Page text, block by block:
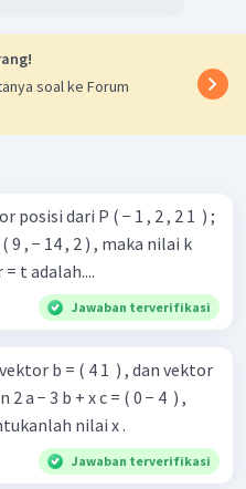
soal ke Forum
posisi dari P ( − 1 , 2 , 2 1 ​ ) ;
( 9 , − 14 , 2 ) , maka nilai k
= t adalah....
Jawaban terverifikasi
b = ( 4 1 ​ ) , dan vektor
a − 3 b + x c = ( 0 − 4 ​ ) ,
nilai x .
Jawaban terverifikasi